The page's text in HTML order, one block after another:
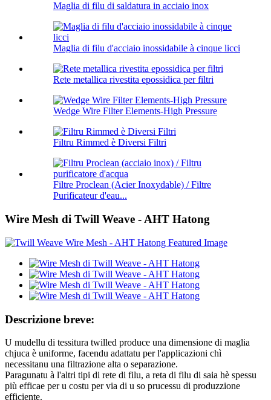
Maglia di filu di saldatura in acciaio inox
Maglia di filu d'acciaio inossidabile à cinque licci
Rete metallica rivestita epossidica per filtri
Wedge Wire Filter Elements-High Pressure
Filtru Rimmed è Diversi Filtri
Filtre Proclean (Acier Inoxydable) / Filtre
Purificateur d'eau...
Wire Mesh di Twill Weave - AHT Hatong
Descrizione breve:
U mudellu di tessitura twilled produce una dimensione di maglia
chjuca è uniforme, facendu adattatu per l'applicazioni chì
necessitanu una filtrazione alta o separazione.
Paragunatu à l'altri tipi di rete di filu, a reta di filu di saia hè spessu
più efficae per u costu per via di u so prucessu di produzzione
efficiente.